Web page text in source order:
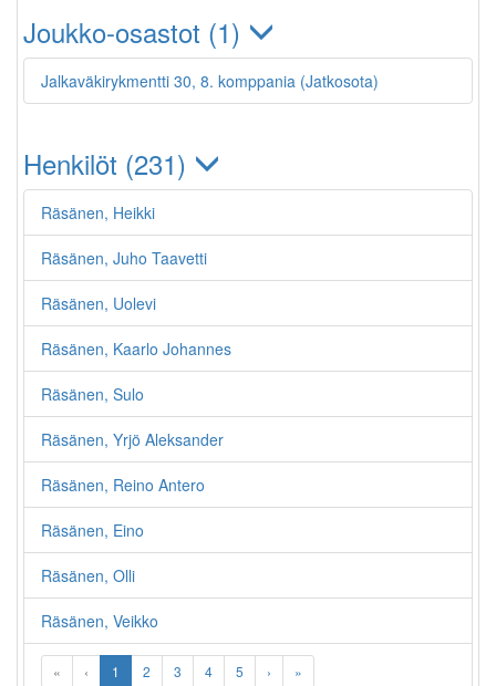
Joukko-osastot (1)
Jalkaväkirykmentti 30, 8. komppania (Jatkosota)
Henkilöt (231)
Räsänen, Heikki
Räsänen, Juho Taavetti
Räsänen, Uolevi
Räsänen, Kaarlo Johannes
Räsänen, Sulo
Räsänen, Yrjö Aleksander
Räsänen, Reino Antero
Räsänen, Eino
Räsänen, Olli
Räsänen, Veikko
« ‹ 1 2 3 4 5 › »